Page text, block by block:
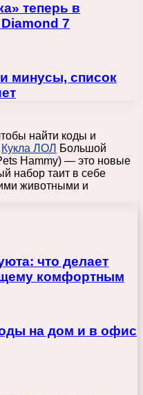
теперь в
7
минусы, список
найти коды и
Кукла ЛОЛ Большой
Hammy) — это новые
набор таит в себе
животными и
что делает
комфортным
на дом и в офис